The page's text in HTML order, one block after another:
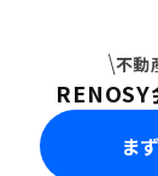
不動
RENOSY
ま